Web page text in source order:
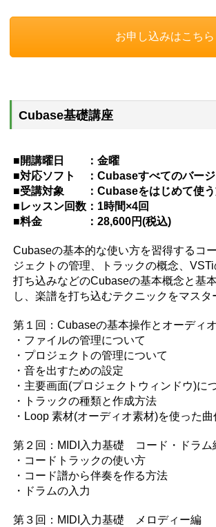
お申し込みはこちら
Cubase基礎講座
■開講曜日 ：金曜
■対応ソフト ：Cubaseすべてのバー
■受講対象 ：Cubaseをはじめて使
■レッスン回数：1時間×4回
■料金 ：28,600円(税込)
Cubaseの基本的な使い方を習得するコ
ジェクトの管理、トラックの概念、
打ち込みなどのCubaseの基本概念と基
し、楽譜を打ち込むテクニックをマスタ
第１回：Cubaseの基本操作とオーディ
・ファイルの管理について
・プロジェクトの管理について
・音を出すための設定
・主要画面(プロジェクトウィンドウ)に
・トラックの種類と作成方法
・Loop 素材(オーディオ素材)を使った曲
第２回：MIDI入力基礎 コード・ドラム
・コードトラックの使い方
・コード譜から伴奏を作る方法
・ドラムの入力
第３回：MIDI入力基礎 メロディー編